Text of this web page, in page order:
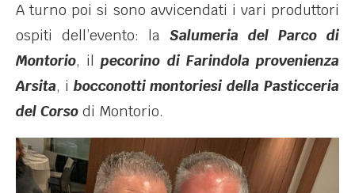
A turno poi si sono avvicendati i vari produttori
ospiti dell’evento: la Salumeria del Parco di
Montorio, ilpecorino di Farindola provenienza
Arsita, ibocconotti montoriesi della Pasticceria
del Corso di Montorio.